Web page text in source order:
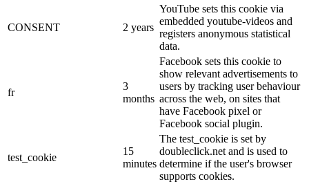
CONSENT 2 years
YouTube sets this cookie via
embedded youtube-videos and
registers anonymous statistical
data.
fr
3
months
Facebook sets this cookie to
show relevant advertisements to
users by tracking user behaviour
across the web, on sites that
have Facebook pixel or
Facebook social plugin.
test_cookie
15
minutes
The test_cookie is set by
doubleclick.net and is used to
determine if the user's browser
supports cookies.